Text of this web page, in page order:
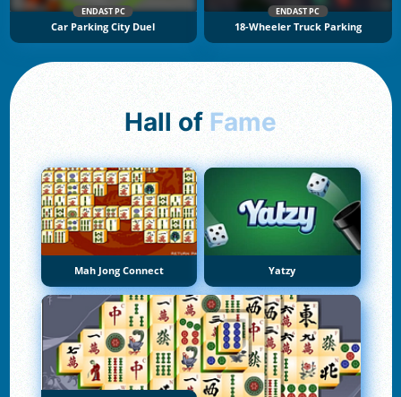
ENDAST PC
Car Parking City Duel
ENDAST PC
18-Wheeler Truck Parking
Hall of Fame
Mah Jong Connect Yatzy